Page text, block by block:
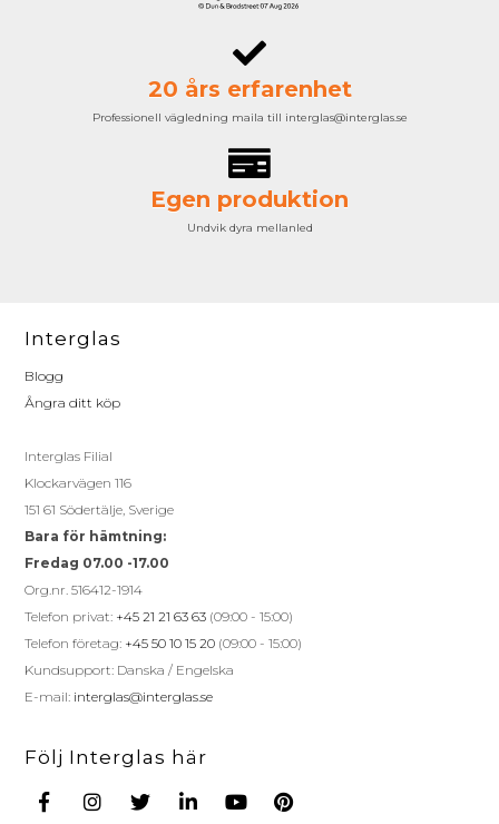
20 års erfarenhet
Professionell vägledning maila till interglas@interglas.se
Egen produktion
Undvik dyra mellanled
Interglas
Blogg
Ångra ditt köp
Interglas Filial
Klockarvägen 116
151 61 Södertälje, Sverige
Bara för hämtning:
Fredag 07.00 -17.00
Org.nr. 516412-1914
Telefon privat: +45 21 21 63 63 (09:00 - 15:00)
Telefon företag: +45 50 10 15 20 (09:00 - 15:00)
Kundsupport: Danska / Engelska
E-mail: interglas@interglas.se
Följ Interglas här